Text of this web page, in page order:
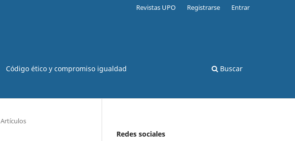
Código ético y compromiso igualdad Buscar
Revistas UPO Registrarse Entrar
Artículos
Redes sociales